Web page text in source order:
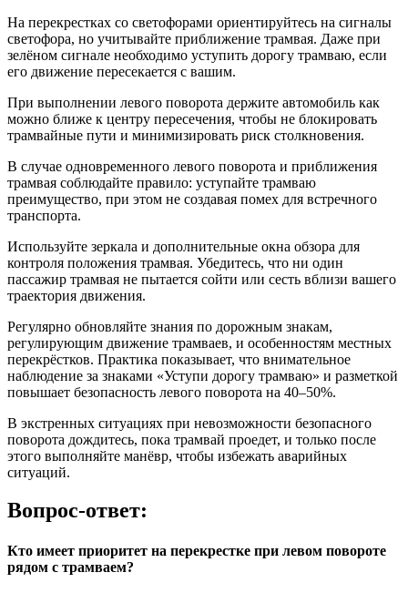
На перекрестках со светофорами ориентируйтесь на сигналы
светофора, но учитывайте приближение трамвая. Даже при
зелёном сигнале необходимо уступить дорогу трамваю, если
его движение пересекается с вашим.
При выполнении левого поворота держите автомобиль как
можно ближе к центру пересечения, чтобы не блокировать
трамвайные пути и минимизировать риск столкновения.
В случае одновременного левого поворота и приближения
трамвая соблюдайте правило: уступайте трамваю
преимущество, при этом не создавая помех для встречного
транспорта.
Используйте зеркала и дополнительные окна обзора для
контроля положения трамвая. Убедитесь, что ни один
пассажир трамвая не пытается сойти или сесть вблизи вашего
траектория движения.
Регулярно обновляйте знания по дорожным знакам,
регулирующим движение трамваев, и особенностям местных
перекрёстков. Практика показывает, что внимательное
наблюдение за знаками «Уступи дорогу трамваю» и разметкой
повышает безопасность левого поворота на 40–50%.
В экстренных ситуациях при невозможности безопасного
поворота дождитесь, пока трамвай проедет, и только после
этого выполняйте манёвр, чтобы избежать аварийных
ситуаций.
Вопрос-ответ:
Кто имеет приоритет на перекрестке при левом повороте
рядом с трамваем?